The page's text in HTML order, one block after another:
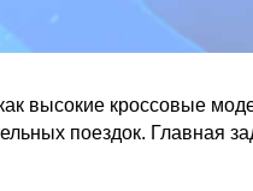
высокие кроссовые
поездок. Главная